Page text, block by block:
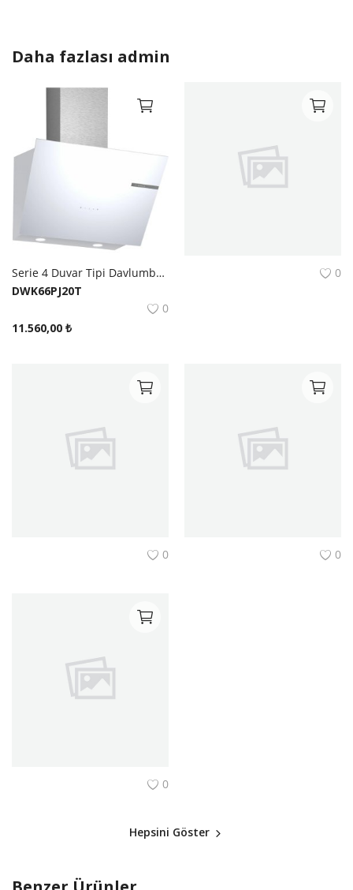
Daha fazlası admin
Serie 4 Duvar Tipi Davlumbaz 60 cm Beyaz Cam Yüzey
DWK66PJ20T
0
11.560,00 ₺
0
0 0
0
Hepsini Göster